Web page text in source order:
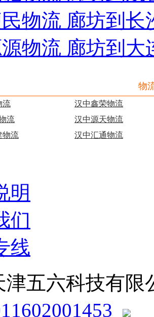
民物流 廊坊到长
源物流 廊坊到大
物
流
汉中鑫荣物流
流
汉中源天物流
物流
汉中汇通物流
明
们
线
津五六科技有